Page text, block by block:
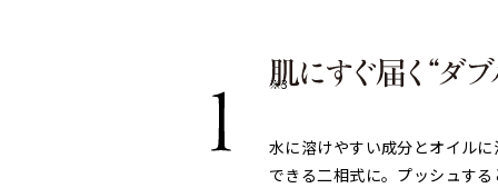
※3
水に溶けやすい成分とオイル
できる二相式に。プッシュす